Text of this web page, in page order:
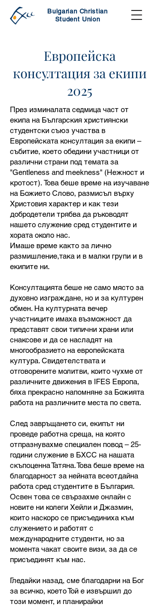
Bulgarian Christian
Student Union
Европейска
консултация за екипи
2025
През изминалата седмица част от
екипа на Българския християнски
студентски съюз участва в
Европейската консултация за екипи –
събитие, което обедини участници от
различни страни под темата за
"Gentleness and meekness" (Нежност и
кротост). Това беше време на изучаване
на Божието Слово, размисъл върху
Христовия характер и как тези
добродетели трябва да ръководят
нашето служение сред студентите и
хората около нас.
Имаше време както за лично
размишление,така и в малки групи и в
екипите ни.
Консултацията беше не само място за
духовно изграждане, но и за културен
обмен. На културната вечер
участниците имаха възможност да
представят свои типични храни или
снаксове и да се насладят на
многообразието на европейската
култура. Свидетелствата и
отговорените молитви, които чухме от
различните движения в IFES Европа,
бяха прекрасно напомняне за Божията
работа на различните места по света.
След завръщането си, екипът ни
проведе работна среща, на която
отпразнувахме специален повод – 25-
години служение в БХСС на нашата
скъпоценна Татяна. Това беше време на
благодарност за нейната всеотдайна
работа сред студентите в България.
Освен това се свързахме онлайн с
новите ни колеги Хейли и Джазмин,
които наскоро се присъединиха към
служението и работят с
международните студенти, но за
момента чакат своите визи, за да се
присъединят към нас.
Гледайки назад, сме благодарни на Бог
за всичко, което Той е извършил до
този момент, и планирайки